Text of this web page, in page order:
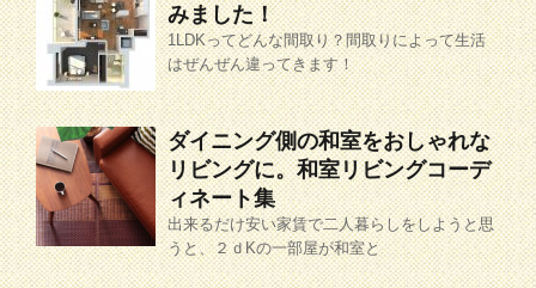
みました！
1LDKってどんな間取り？間取りによって生活
はぜんぜん違ってきます！
ダイニング側の和室をおしゃれな
リビングに。和室リビングコーデ
ィネート集
出来るだけ安い家賃で二人暮らしをしようと思
うと、２ｄKの一部屋が和室と